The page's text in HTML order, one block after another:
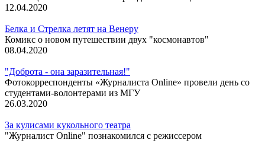
12.04.2020
Белка и Стрелка летят на Венеру
Комикс о новом путешествии двух "космонавтов"
08.04.2020
"Доброта - она заразительная!"
Фотокорреспонденты «Журналиста Online» провели день со
студентами-волонтерами из МГУ
26.03.2020
За кулисами кукольного театра
"Журналист Online" познакомился с режиссером